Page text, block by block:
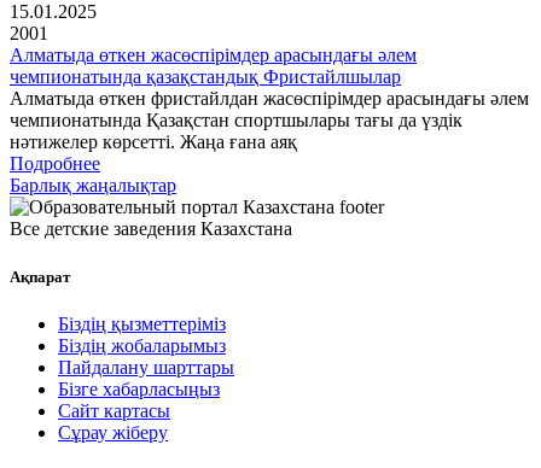
15.01.2025
2001
Алматыда өткен жасөспірімдер арасындағы әлем
чемпионатында қазақстандық Фристайлшылар
Алматыда өткен фристайлдан жасөспірімдер арасындағы әлем
чемпионатында Қазақстан спортшылары тағы да үздік
нәтижелер көрсетті. Жаңа ғана аяқ
Подробнее
Барлық жаңалықтар
Все детские заведения Казахстана
Ақпарат
Біздің қызметтеріміз
Біздің жобаларымыз
Пайдалану шарттары
Бізге хабарласыңыз
Сайт картасы
Сұрау жіберу